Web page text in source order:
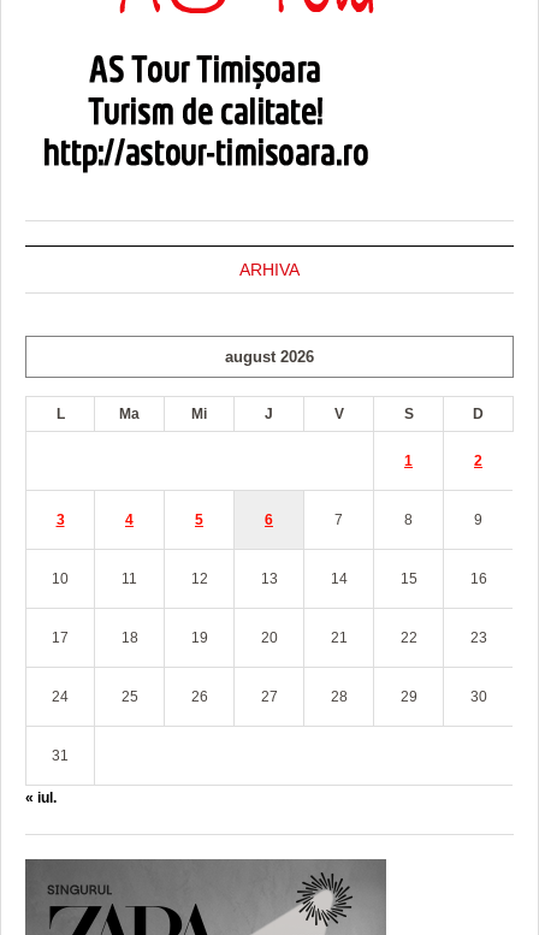
ARHIVA
august 2026
L Ma Mi J V S D
1 2
3 4 5 6 7 8 9
10 11 12 13 14 15 16
17 18 19 20 21 22 23
24 25 26 27 28 29 30
31
« iul.